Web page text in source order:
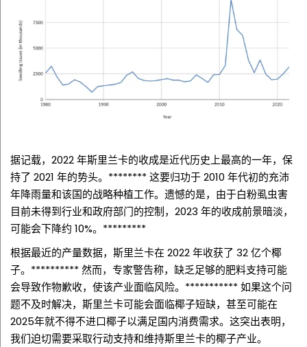
据记载，2022 年斯里兰卡的收成是近代历史上最高的一年，保
持了 2021 年的势头。********这要归功于 2010 年代初的充沛
年降雨量和该国的战略种植工作。遗憾的是，由于白粉虱虫害
目前未得到行业和政府部门的控制，2023 年的收成前景暗淡，
可能会下降约 10%。*********
根据最近的产量数据，斯里兰卡在 2022 年收获了 32 亿个椰
子。**********然而，专家警告称，缺乏足够的肥料支持可能
会导致作物歉收，使该产业面临风险。***********如果这个问
题不及时解决，斯里兰卡可能会面临椰子短缺，甚至可能在
2025年就不得不进口椰子以满足国内消费需求。这突出表明，
我们迫切需要采取行动支持和维持斯里兰卡的椰子产业。